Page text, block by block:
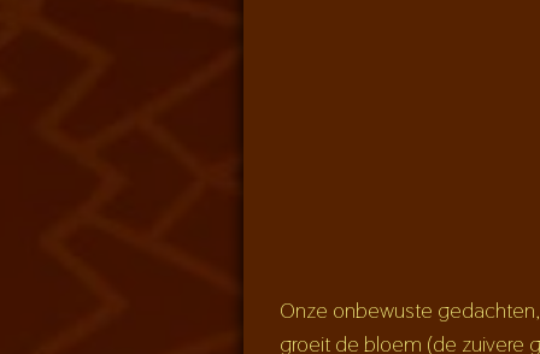
Onze onbewuste
groeit de bloem (de zuivere